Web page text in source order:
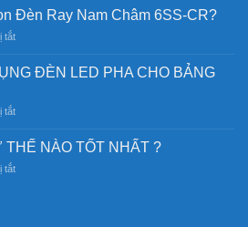
năng
mặt
Khám
nghệ
sáng
Đèn Ray Nam Châm 6SS-CR?
tắtở
sao
Đèn
Nam
6SS-
ĐÈN LED PHA CHO BẢNG
tắtở
NÊN
DỤNG
NÀO TỐT NHẤT ?
tắtở